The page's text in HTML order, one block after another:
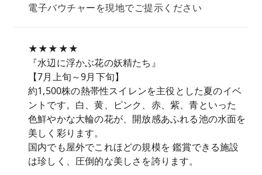
電子バウチャーを現地でご提示ください
★★★★★
『水辺に浮かぶ花の妖精たち』
【7月上旬～9月下旬】
約1,500株の熱帯性スイレンを主役とした夏のイベ
ントです。白、黄、ピンク、赤、紫、青といった
色鮮やかな大輪の花が、開放感あふれる池の水面を
美しく彩ります。
国内でも屋外でこれほどの規模を 鑑賞できる施設
は珍しく、圧倒的な美しさを誇ります。